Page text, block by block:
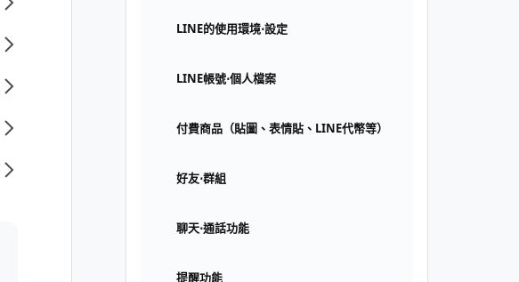
LINE的使用環境⋅設定
LINE帳號⋅個人檔案
付費商品（貼圖、表情貼、LINE代幣等）
好友⋅群組
聊天⋅通話功能
提醒功能